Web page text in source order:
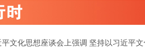
文化思想座谈会上强调 坚持以习近平文